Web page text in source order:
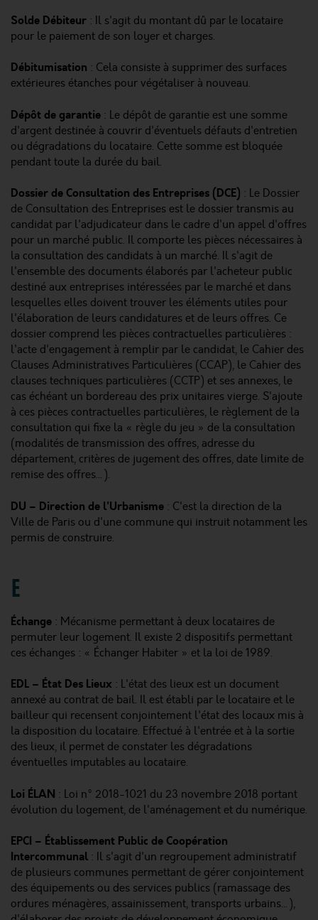
Solde Débiteur : Il s'agit du montant dû par le locataire
pour le paiement de son loyer et charges.
Débitumisation : Cela consiste à supprimer des surfaces
extérieures étanches pour végétaliser à nouveau.
Dépôt de garantie : Le dépôt de garantie est une somme
d'argent destinée à couvrir d'éventuels défauts d'entretien
ou dégradations du locataire. Cette somme est bloquée
pendant toute la durée du bail.
Dossier de Consultation des Entreprises (DCE) : Le Dossier
de Consultation des Entreprises est le dossier transmis au
candidat par l'adjudicateur dans le cadre d'un appel d'offres
pour un marché public. Il comporte les pièces nécessaires à
la consultation des candidats à un marché. Il s'agit de
l'ensemble des documents élaborés par l'acheteur public
destiné aux entreprises intéressées par le marché et dans
lesquelles elles doivent trouver les éléments utiles pour
l'élaboration de leurs candidatures et de leurs offres. Ce
dossier comprend les pièces contractuelles particulières :
l'acte d'engagement à remplir par le candidat, le Cahier des
Clauses Administratives Particulières (CCAP), le Cahier des
clauses techniques particulières (CCTP) et ses annexes, le
cas échéant un bordereau des prix unitaires vierge. S'ajoute
à ces pièces contractuelles particulières, le règlement de la
consultation qui fixe la « règle du jeu » de la consultation
(modalités de transmission des offres, adresse du
département, critères de jugement des offres, date limite de
remise des offres…).
DU – Direction de l'Urbanisme : C'est la direction de la
Ville de Paris ou d'une commune qui instruit notamment les
permis de construire.
E
Échange : Mécanisme permettant à deux locataires de
permuter leur logement. Il existe 2 dispositifs permettant
ces échanges : « Échanger Habiter » et la loi de 1989.
EDL – État Des Lieux : L'état des lieux est un document
annexé au contrat de bail. Il est établi par le locataire et le
bailleur qui recensent conjointement l'état des locaux mis à
la disposition du locataire. Effectué à l'entrée et à la sortie
des lieux, il permet de constater les dégradations
éventuelles imputables au locataire.
Loi ÉLAN : Loi n° 2018-1021 du 23 novembre 2018 portant
évolution du logement, de l'aménagement et du numérique.
EPCI – Établissement Public de Coopération
Intercommunal : Il s'agit d'un regroupement administratif
de plusieurs communes permettant de gérer conjointement
des équipements ou des services publics (ramassage des
ordures ménagères, assainissement, transports urbains…),